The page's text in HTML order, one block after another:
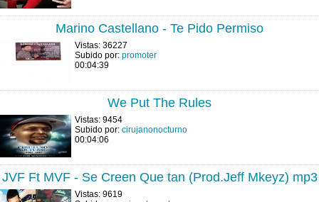
Marino Castellano - Te Pido Permiso
Vistas: 36227
Subido por: promoter
00:04:39
We Put The Rules
Vistas: 9454
Subido por: cirujanonocturno
00:04:06
JVF Ft MVF - Se Creen Que tan (Prod.Jeff Mkeyz) mp3
Vistas: 9619